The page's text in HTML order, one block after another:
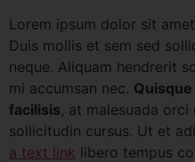
Lorem ipsum dolor sit
Duis mollis et sem sed
neque. Aliquam hendrerit
mi accumsan nec.
facilisis, at malesuada orci
sollicitudin cursus. Ut et
a text link libero tempus